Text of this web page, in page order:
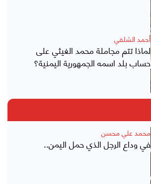
أحمد الشلفي
لماذا تتم مجاملة محمد الغيثي على
حساب بلد اسمه الجمهورية اليمنية؟
محمد علي محسن
في وداع الرجل الذي حمل اليمن..